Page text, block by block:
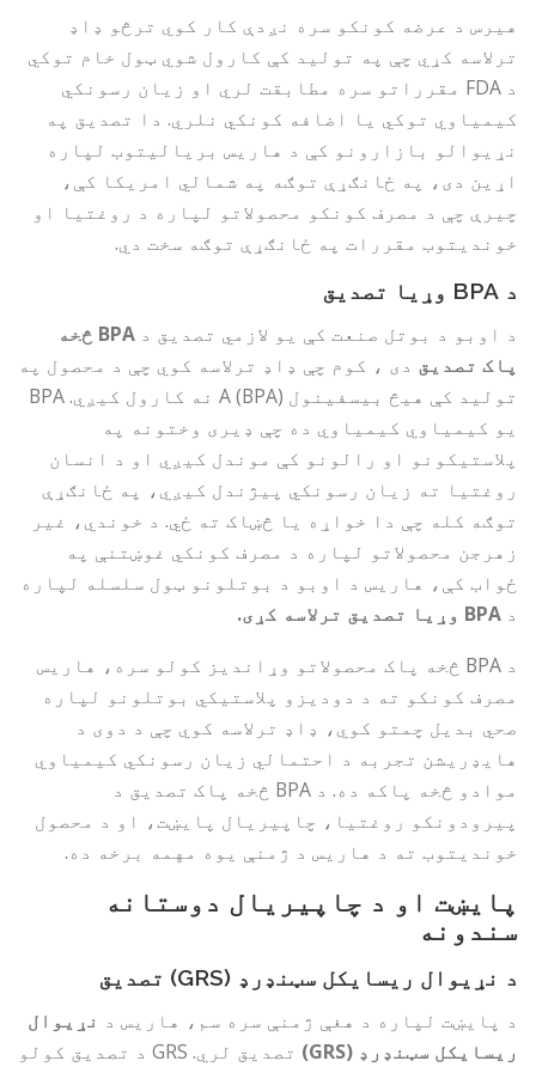
هیرس د عرضه کونکو سره نږدې کار کوي ترڅو ډاډ
ترلاسه کړي چې په تولید کې کارول شوي ټول خام توکي
د FDA مقرراتو سره مطابقت لري او زیان رسونکي
کیمیاوي توکي یا اضافه کونکي نلري. دا تصدیق په
نړیوالو بازارونو کې د هاریس بریالیتوب لپاره
اړین دی، په ځانګړې توګه په شمالي امریکا کې،
چیرې چې د مصرف کونکو محصولاتو لپاره د روغتیا او
خوندیتوب مقررات په ځانګړې توګه سخت دي.
د BPA وړیا تصدیق
د اوبو د بوتل صنعت کې یو لازمي تصدیق د
BPA څخه
پاک تصدیق دی ، کوم چې ډاډ ترلاسه کوي چې د محصول په
تولید کې هیڅ بیسفینول A (BPA) نه کارول کیږي. BPA
یو کیمیاوي کیمیاوي ده چې ډیری وختونه په
پلاستیکونو او رالونو کې موندل کیږي او د انسان
روغتیا ته زیان رسونکي پیژندل کیږي، په ځانګړې
توګه کله چې دا خواړه یا څښاک ته ځي. د خوندي، غیر
زهرجن محصولاتو لپاره د مصرف کونکي غوښتنې په
ځواب کې، هاریس د اوبو د بوتلونو ټول سلسله لپاره
د BPA وړیا تصدیق ترلاسه کړی.
د BPA څخه پاک محصولاتو وړاندیز کولو سره، هاریس
مصرف کونکو ته د دودیزو پلاستيکي بوتلونو لپاره
صحي بدیل چمتو کوي، ډاډ ترلاسه کوي چې د دوی د
هایډریشن تجربه د احتمالي زیان رسونکي کیمیاوي
موادو څخه پاکه ده. د BPA څخه پاک تصدیق د
پیرودونکو روغتیا، چاپیریال پایښت، او د محصول
خوندیتوب ته د هاریس د ژمنې یوه مهمه برخه ده.
پایښت او د چاپیریال دوستانه
سندونه
د نړیوال ریسایکل سټنډرډ (GRS) تصدیق
د پایښت لپاره د هغې ژمنې سره سم، هاریس د نړیوال
ریسایکل سټنډرډ (GRS)
تصدیق لري. GRS د تصدیق کولو